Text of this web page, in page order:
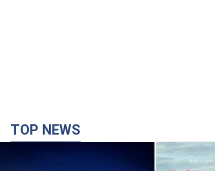
TOP NEWS